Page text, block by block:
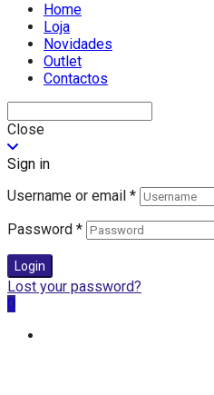
Home
Loja
Novidades
Outlet
Contactos
Close
Sign in
Username or email *
Password *
Login
Lost your password?
0